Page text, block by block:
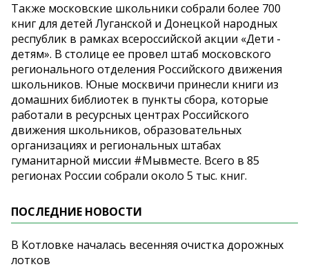
Также московские школьники собрали более 700
книг для детей Луганской и Донецкой народных
республик в рамках всероссийской акции «Дети -
детям». В столице ее провел штаб московского
регионального отделения Российского движения
школьников. Юные москвичи принесли книги из
домашних библиотек в пункты сбора, которые
работали в ресурсных центрах Российского
движения школьников, образовательных
организациях и региональных штабах
гуманитарной миссии #Мывместе. Всего в 85
регионах России собрали около 5 тыс. книг.
ПОСЛЕДНИЕ НОВОСТИ
В Котловке началась весенняя очистка дорожных
лотков